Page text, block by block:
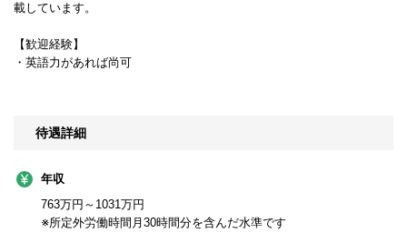
載しています。
【歓迎経験】
・英語力があれば尚可
待遇詳細
年収
763万円～1031万円
※所定外労働時間月30時間分を含んだ水準です